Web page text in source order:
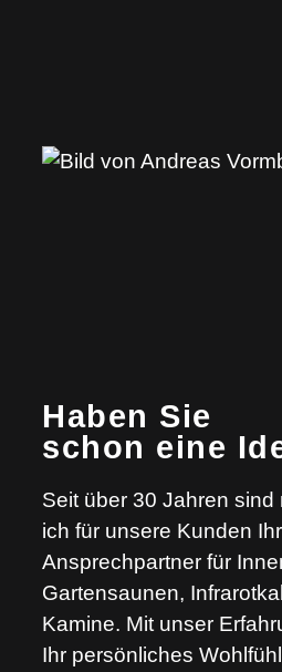
Haben Sie
schon eine
Seit über 30 Jahren sind
ich für unsere Kunden
Ansprechpartner für
Gartensaunen,
Kamine. Mit unser
Ihr persönliches